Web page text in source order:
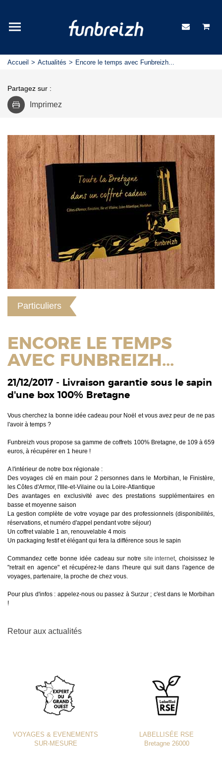
Accueil Actualités Encore le temps avec Funbreizh...
Partagez sur :
Imprimez
Particuliers
ENCORE LE TEMPS
AVEC FUNBREIZH...
21/12/2017 - Livraison garantie sous le sapin
d'une box 100% Bretagne
Vous cherchez la bonne idée cadeau pour Noël et vous avez peur de ne pas
l'avoir à temps ?
Funbreizh vous propose sa gamme de coffrets 100% Bretagne, de 109 à 659
euros, à récupérer en 1 heure !
A l'intérieur de notre box régionale :
Des voyages clé en main pour 2 personnes dans le Morbihan, le Finistère,
les Côtes d'Armor, l'Ille-et-Vilaine ou la Loire-Atlantique
Des avantages en exclusivité avec des prestations supplémentaires en
basse et moyenne saison
La gestion complète de votre voyage par des professionnels (disponibilités,
réservations, et numéro d'appel pendant votre séjour)
Un coffret valable 1 an, renouvelable 4 mois
Un packaging festif et élégant qui fera la différence sous le sapin
Commandez cette bonne idée cadeau sur notresite internet, choisissez le
"retrait en agence" et récupérez-le dans l'heure qui suit dans l'agence de
voyages, partenaire, la proche de chez vous.
Pour plus d'infos : appelez-nous ou passez à Surzur ; c'est dans le Morbihan
!
Retour aux actualités
VOYAGES & EVENEMENTS
SUR-MESURE
LABELLISÉE RSE
Bretagne 26000